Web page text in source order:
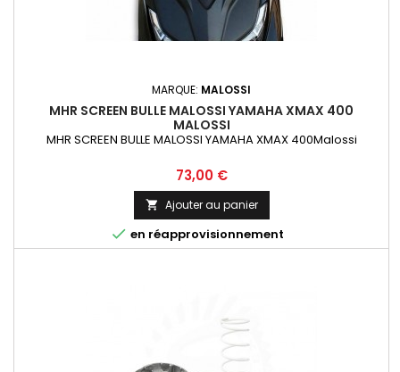
MARQUE: MALOSSI
MHR SCREEN BULLE MALOSSI YAMAHA XMAX 400
MALOSSI
MHR SCREEN BULLE MALOSSI YAMAHA XMAX 400Malossi
Prix
73,00 €
 Ajouter au panier
 en réapprovisionnement